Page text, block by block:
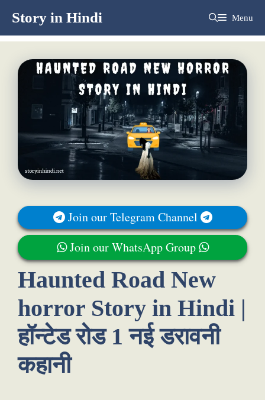
content
Story in Hindi Menu
Join our Telegram Channel
Join our WhatsApp Group
Haunted Road New
horror Story in Hindi |
हॉन्टेड रोड 1 नई डरावनी
कहानी